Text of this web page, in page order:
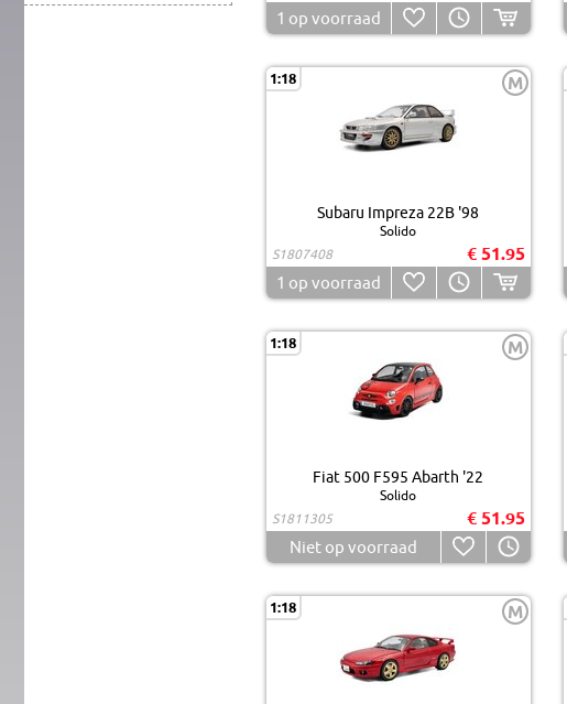
1 op voorraad
1:18 M
Subaru Impreza 22B '98
Solido
S1807408
€ 51.95
1 op voorraad
1:18 M
Fiat 500 F595 Abarth '22
Solido
S1811305
€ 51.95
Niet op voorraad
1:18 M